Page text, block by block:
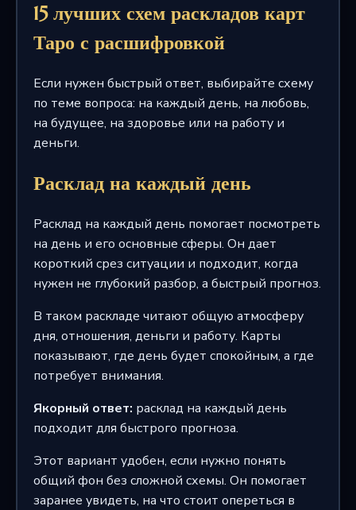
15 лучших схем раскладов карт
Таро с расшифровкой
Если нужен быстрый ответ, выбирайте схему
по теме вопроса: на каждый день, на любовь,
на будущее, на здоровье или на работу и
деньги.
Расклад на каждый день
Расклад на каждый день помогает посмотреть
на день и его основные сферы. Он дает
короткий срез ситуации и подходит, когда
нужен не глубокий разбор, а быстрый прогноз.
В таком раскладе читают общую атмосферу
дня, отношения, деньги и работу. Карты
показывают, где день будет спокойным, а где
потребует внимания.
Якорный ответ: расклад на каждый день
подходит для быстрого прогноза.
Этот вариант удобен, если нужно понять
общий фон без сложной схемы. Он помогает
заранее увидеть, на что стоит опереться в